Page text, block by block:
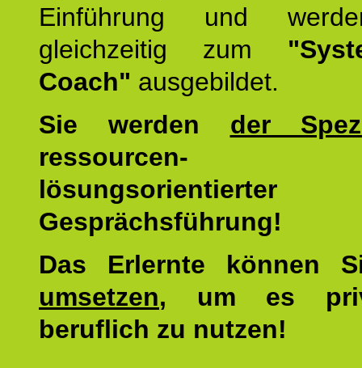
Einführung und
gleichzeitig zum
Coach" ausgebildet.
Sie werden der
lösungsorientierter
Gesprächsführung!
Das Erlernte können
umsetzen, um es
beruflich zu nutzen!